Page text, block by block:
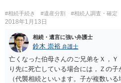
#相続手続き #遺産分割 #相続人調査・確定
2018年1月13日
相続・遺言に強い弁護士
鈴木 崇裕 弁護士
亡くなった伯母さんのご兄弟をＸ，
り先に死亡している場合には，Ｚの
（代襲相続といいます。子が複数い